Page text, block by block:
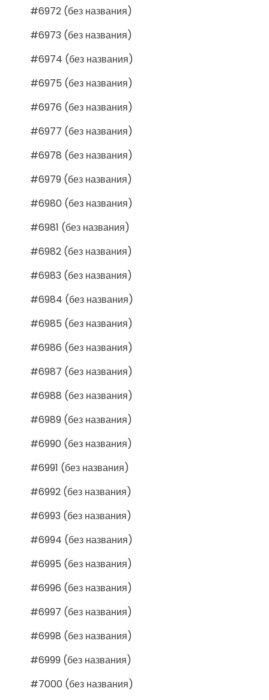
#6972 (без названия)
#6973 (без названия)
#6974 (без названия)
#6975 (без названия)
#6976 (без названия)
#6977 (без названия)
#6978 (без названия)
#6979 (без названия)
#6980 (без названия)
#6981 (без названия)
#6982 (без названия)
#6983 (без названия)
#6984 (без названия)
#6985 (без названия)
#6986 (без названия)
#6987 (без названия)
#6988 (без названия)
#6989 (без названия)
#6990 (без названия)
#6991 (без названия)
#6992 (без названия)
#6993 (без названия)
#6994 (без названия)
#6995 (без названия)
#6996 (без названия)
#6997 (без названия)
#6998 (без названия)
#6999 (без названия)
#7000 (без названия)